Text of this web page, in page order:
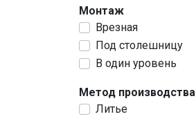
Монтаж
Врезная
Под столешницу
В один уровень
Метод производства
Литье